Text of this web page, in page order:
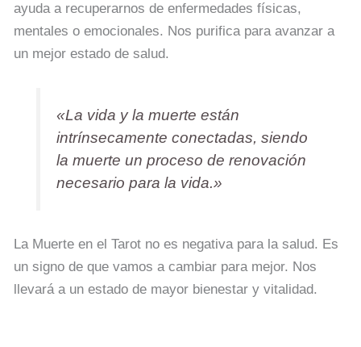
ayuda a recuperarnos de enfermedades físicas,
mentales o emocionales. Nos purifica para avanzar a
un mejor estado de salud.
«La vida y la muerte están
intrínsecamente conectadas, siendo
la muerte un proceso de renovación
necesario para la vida.»
La Muerte en el Tarot no es negativa para la salud. Es
un signo de que vamos a cambiar para mejor. Nos
llevará a un estado de mayor bienestar y vitalidad.